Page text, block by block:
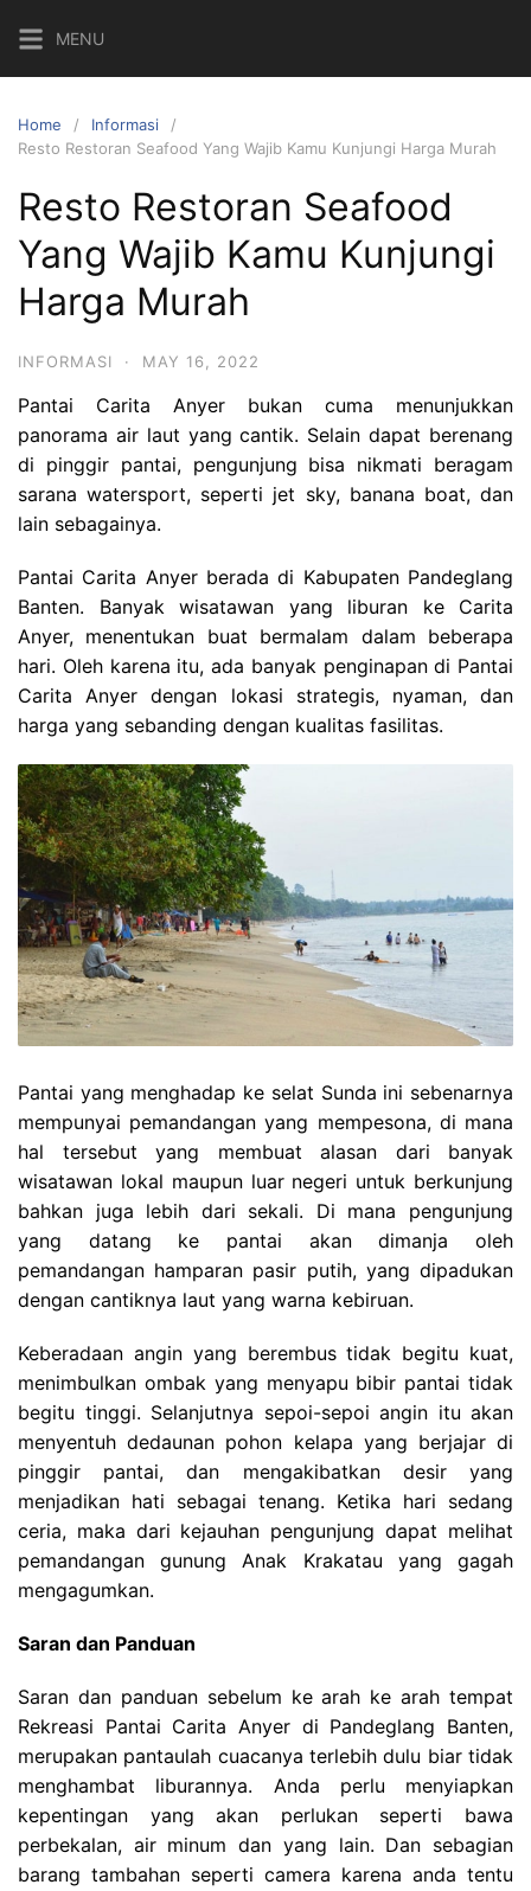
content
MENU
Home
Informasi
Resto Restoran Seafood Yang Wajib Kamu Kunjungi Harga Murah
Resto Restoran Seafood
Yang Wajib Kamu Kunjungi
Harga Murah
INFORMASI · MAY 16, 2022
Pantai Carita Anyer bukan cuma menunjukkan
panorama air laut yang cantik. Selain dapat berenang
di pinggir pantai, pengunjung bisa nikmati beragam
sarana watersport, seperti jet sky, banana boat, dan
lain sebagainya.
Pantai Carita Anyer berada di Kabupaten Pandeglang
Banten. Banyak wisatawan yang liburan ke Carita
Anyer, menentukan buat bermalam dalam beberapa
hari. Oleh karena itu, ada banyak penginapan di Pantai
Carita Anyer dengan lokasi strategis, nyaman, dan
harga yang sebanding dengan kualitas fasilitas.
Pantai yang menghadap ke selat Sunda ini sebenarnya
mempunyai pemandangan yang mempesona, di mana
hal tersebut yang membuat alasan dari banyak
wisatawan lokal maupun luar negeri untuk berkunjung
bahkan juga lebih dari sekali. Di mana pengunjung
yang datang ke pantai akan dimanja oleh
pemandangan hamparan pasir putih, yang dipadukan
dengan cantiknya laut yang warna kebiruan.
Keberadaan angin yang berembus tidak begitu kuat,
menimbulkan ombak yang menyapu bibir pantai tidak
begitu tinggi. Selanjutnya sepoi-sepoi angin itu akan
menyentuh dedaunan pohon kelapa yang berjajar di
pinggir pantai, dan mengakibatkan desir yang
menjadikan hati sebagai tenang. Ketika hari sedang
ceria, maka dari kejauhan pengunjung dapat melihat
pemandangan gunung Anak Krakatau yang gagah
mengagumkan.
Saran dan Panduan
Saran dan panduan sebelum ke arah ke arah tempat
Rekreasi Pantai Carita Anyer di Pandeglang Banten,
merupakan pantaulah cuacanya terlebih dulu biar tidak
menghambat liburannya. Anda perlu menyiapkan
kepentingan yang akan perlukan seperti bawa
perbekalan, air minum dan yang lain. Dan sebagian
barang tambahan seperti camera karena anda tentu